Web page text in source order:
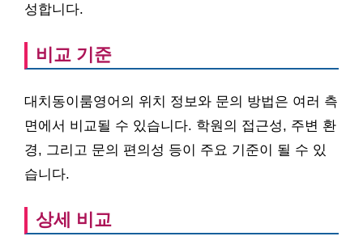
성합니다.
비교 기준
대치동이룸영어의 위치 정보와 문의 방법은 여러 측
면에서 비교될 수 있습니다. 학원의 접근성, 주변 환
경, 그리고 문의 편의성 등이 주요 기준이 될 수 있
습니다.
상세 비교